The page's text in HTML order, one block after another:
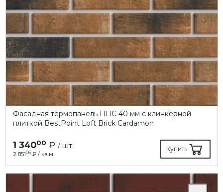
Фасадная термопанель ППC 40 мм с клинкерной
плиткой BestPoint Loft Brick Cardamon
1 34000 ₽ / шт.
2 85106₽ / кв.м.
Купить